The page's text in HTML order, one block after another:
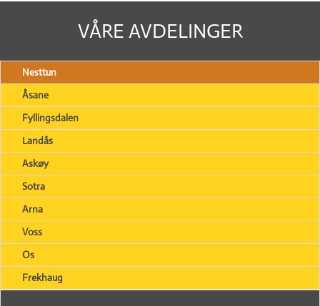
VÅRE AVDELINGER
Nesttun
Åsane
Fyllingsdalen
Landås
Askøy
Sotra
Arna
Voss
Os
Frekhaug